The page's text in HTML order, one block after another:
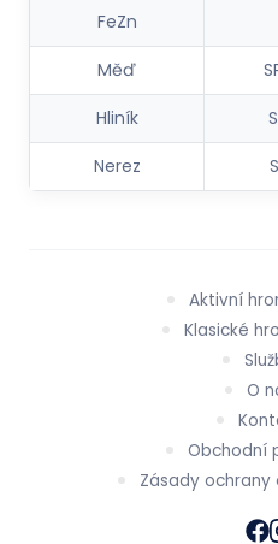
FeZn
Měď
Hliník
Nerez
Aktivní
Klasické
O
Obchodní
Zásady ochrany